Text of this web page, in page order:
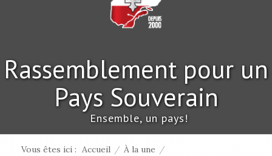
Rassemblement pour un
Pays Souverain
Ensemble, un pays!
Vous êtes ici : Accueil / À la une /